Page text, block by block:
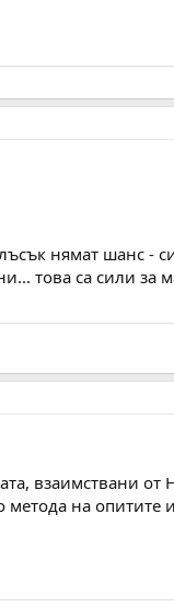
нямат шанс -
това са сили за
взаимствани от
метода на